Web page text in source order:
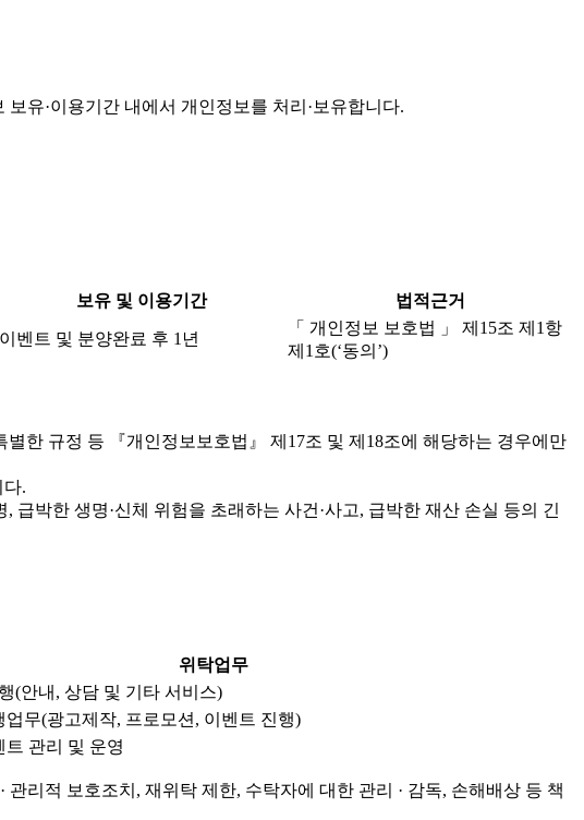
유·이용기간 내에서 개인정보를 처리·보유합니다.
보유 및 이용기간 법적근거
이벤트 및 분양완료 후 1년
「 개인정보 보호법 」 제15조 제1항
제1호(‘동의’)
한 규정 등 『개인정보보호법』 제17조 및 제18조에 해당하는 경우에만
.
박한 생명·신체 위험을 초래하는 사건·사고, 급박한 재산 손실 등의 긴
위탁업무
(안내, 상담 및 기타 서비스)
업무(광고제작, 프로모션, 이벤트 진행)
트 관리 및 운영
리적 보호조치, 재위탁 제한, 수탁자에 대한 관리 · 감독, 손해배상 등 책